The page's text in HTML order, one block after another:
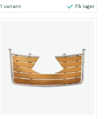
1 variant På lager